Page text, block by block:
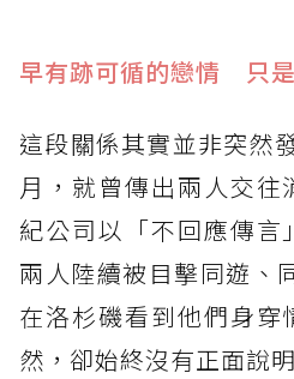
早有跡可循的戀情 只
這段關係其實並非突然
月，就曾傳出兩人交往
紀公司以「不回應傳言
兩人陸續被目擊同遊、
在洛杉磯看到他們身穿
然，卻始終沒有正面說